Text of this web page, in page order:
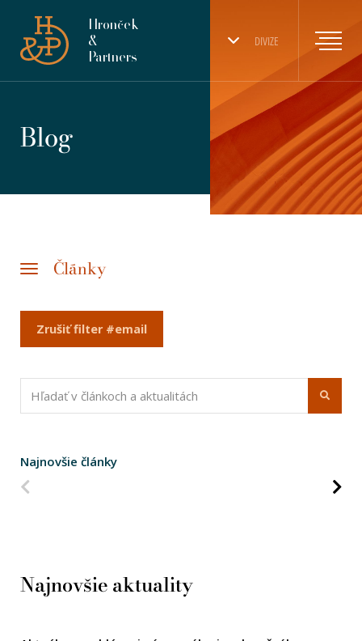
DIVIZE
Hronček
&
Partners
Blog
Články
Zrušiť filter #email
Najnovšie články
Najnovšie aktuality